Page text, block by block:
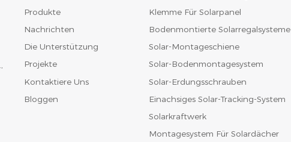
Produkte
Nachrichten
Die Unterstützung
Projekte
Kontaktiere Uns
Bloggen
Klemme Für Solarpanel
Bodenmontierte Solarregalsysteme
Solar-Montageschiene
Solar-Bodenmontagesystem
Solar-Erdungsschrauben
Einachsiges Solar-Tracking-System
Solarkraftwerk
Montagesystem Für Solardächer